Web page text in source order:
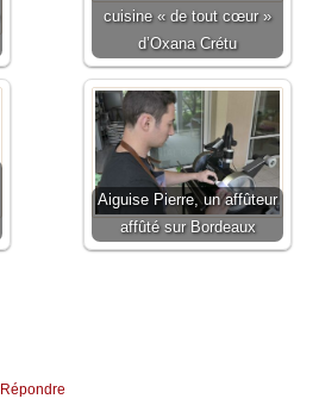
cuisine « de tout cœur »
d’Oxana Crétu
Aiguise Pierre, un affûteur
affûté sur Bordeaux
Répondre